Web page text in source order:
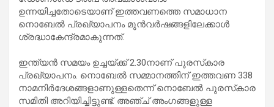
ഉന്നയിച്ചതോടെയാണ് ഇത്തവണത്തെ സമാധാന
നൊബേല്‍ പ്രഖ്യാപനം മുന്‍വര്‍ഷങ്ങളിലേക്കാള്‍
ശ്രദ്ധാകേന്ദ്രമാകുന്നത്.
ഇന്ത്യന്‍ സമയം ഉച്ചയ്ക്ക് 2.30നാണ് പുരസ്‌കാര
പ്രഖ്യാപനം. നൊബേല്‍ സമ്മാനത്തിന് ഇത്തവണ 338
നാമനിര്‍ദേശങ്ങളാണുള്ളതെന്ന് നൊബേല്‍ പുരസ്‌കാര
സമിതി അറിയിച്ചിട്ടുണ്ട്. അഞ്ച് അംഗങ്ങളുള്ള